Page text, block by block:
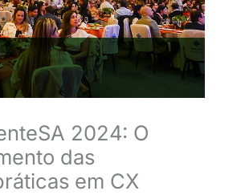
2024: O
das
em CX